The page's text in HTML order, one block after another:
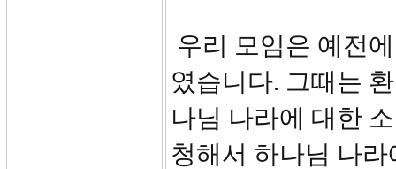
우리 모임은 예전
였습니다. 그때는
나님 나라에 대한
청해서 하나님 나